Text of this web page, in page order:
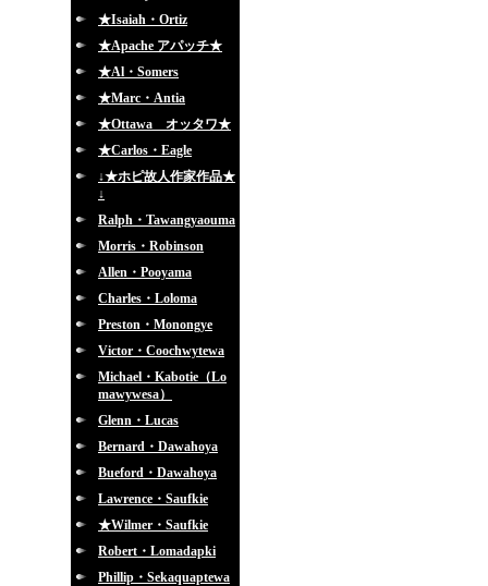
★Isaiah・Ortiz
★Apache アパッチ★
★Al・Somers
★Marc・Antia
★Ottawa オッタワ★
★Carlos・Eagle
↓★ホピ故人作家作品★
↓
Ralph・Tawangyaouma
Morris・Robinson
Allen・Pooyama
Charles・Loloma
Preston・Monongye
Victor・Coochwytewa
Michael・Kabotie（Lo
mawywesa）
Glenn・Lucas
Bernard・Dawahoya
Bueford・Dawahoya
Lawrence・Saufkie
★Wilmer・Saufkie
Robert・Lomadapki
Phillip・Sekaquaptewa